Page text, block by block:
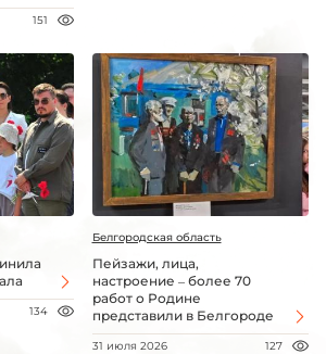
151
134
Белгородская область
Пейзажи, лица,
настроение – более 70
работ о Родине
представили в Белгороде
31 июля 2026 127